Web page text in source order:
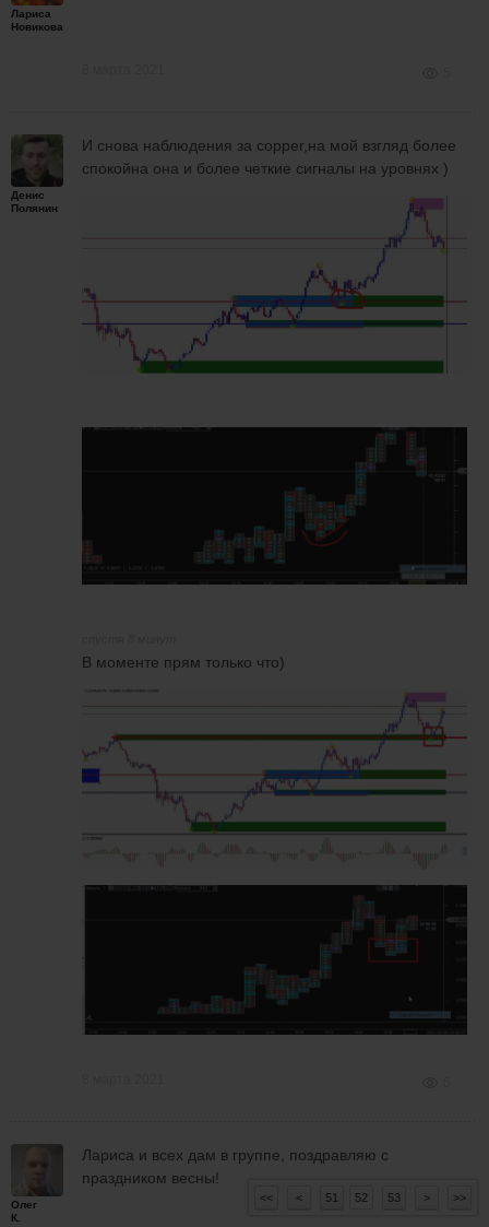
Лариса
Новикова
Денис
Полянин
И снова наблюдения за copper,на мой взгляд более
спокойна она и более четкие сигналы на уровнях )
В моменте прям только что)
Олег
К.
Лариса и всех дам в группе, поздравляю с
праздником весны!
<< < 51 52 53 > >>